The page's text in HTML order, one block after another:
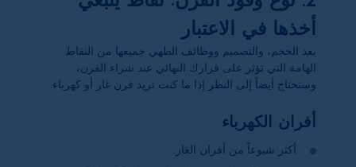
أخذها في الاعتبار
يعد الحجم، والتصميم ووظائف الطهي جميعها من النقاط
الهامة التي تؤثر على قرارك النهائي عند شراء الفرن،
وستحتاج أيضاً إلى النظر إذا ما كنت تريد فرن غار أو كهرباء.
أفران الكهرباء
أكثر شيوعاً من أفران الغاز.